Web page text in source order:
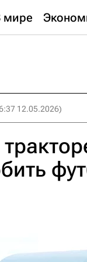
мире
12.05.2026)